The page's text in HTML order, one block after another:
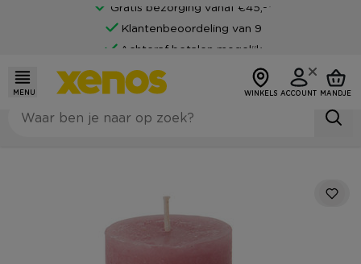
Gratis bezorging vanaf €45,-*
Klantenbeoordeling van 9
Achteraf betalen mogelijk
MENU WINKELS ACCOUNT MANDJE